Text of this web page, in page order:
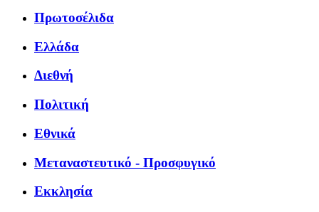
Πρωτοσέλιδα
Ελλάδα
Διεθνή
Πολιτική
Εθνικά
Μεταναστευτικό - Προσφυγικό
Εκκλησία